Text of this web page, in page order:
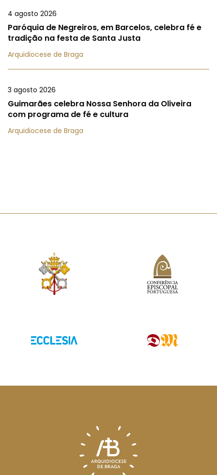
4 agosto 2026
Paróquia de Negreiros, em Barcelos, celebra fé e
tradição na festa de Santa Justa
Arquidiocese de Braga
3 agosto 2026
Guimarães celebra Nossa Senhora da Oliveira
com programa de fé e cultura
Arquidiocese de Braga